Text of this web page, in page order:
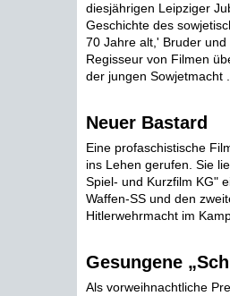
diesjährigen Leipziger
Geschichte des
70 Jahre alt,' Bruder
Regisseur von Filmen
der jungen Sowjetmacht ...
Neuer Bastard
Eine profaschistische
ins Lehen gerufen. Sie
Spiel- und Kurzfilm KG"
Waffen-SS und den
Hitlerwehrmacht im
Gesungene
Als vorweihnachtliche